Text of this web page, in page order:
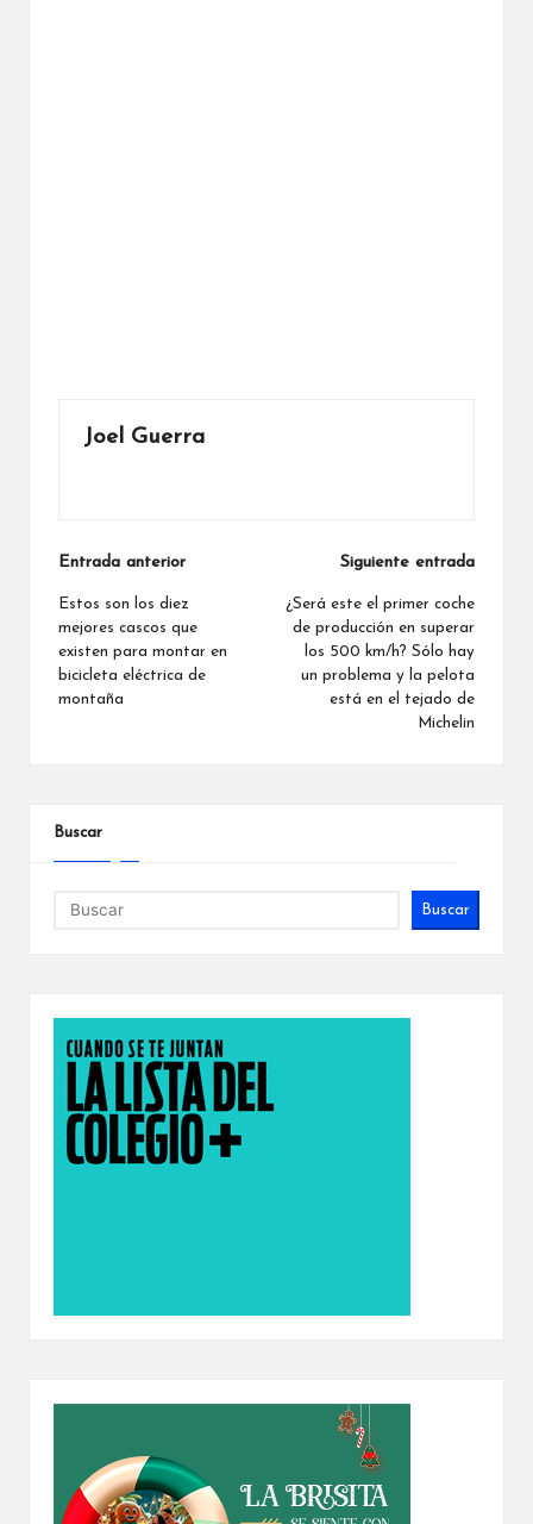
Joel Guerra
Navegación
de
entradas
Entrada anterior
Estos son los diez
mejores cascos que
existen para montar en
bicicleta eléctrica de
montaña
Siguiente entrada
¿Será este el primer coche
de producción en superar
los 500 km/h? Sólo hay
un problema y la pelota
está en el tejado de
Michelin
Buscar
Buscar